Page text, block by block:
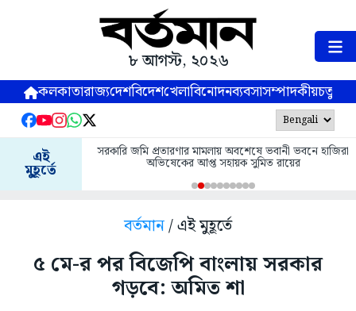
৮ আগস্ট, ২০২৬
কলকাতারাজ্যদেশবিদেশখেলাবিনোদনব্যবসাসম্পাদকীয়
এই
মুহূর্তে
সরকারি জমি প্রতারণার মামলায় অবশেষে ভবানী ভবনে হাজিরা
অভিষেকের আপ্ত সহায়ক সুমিত রায়ের
বর্তমান/ এই মুহূর্তে
৫ মে-র পর বিজেপি বাংলায় সরকার
গড়বে: অমিত শা